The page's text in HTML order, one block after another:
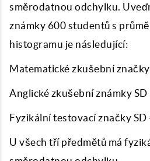
směrodatnou odchylku.
známky 600 studentů s
histogramu je následující:
Matematické zkušební značky
Anglické zkušební známky SD
Fyzikální testovací značky SD
U všech tří předmětů má